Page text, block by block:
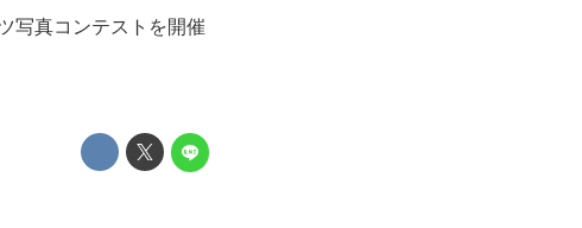
写真コンテストを開催